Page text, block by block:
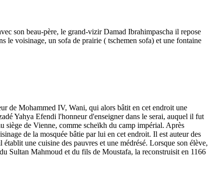
son beau-père, le grand-vizir Damad Ibrahimpascha il repose
le voisinage, un sofa de prairie ( tschemen sofa) et une fontaine
de Mohammed IV, Wani, qui alors bâtit en cet endroit une
Yahya Efendi l'honneur d'enseigner dans le serai, auquel il fut
de Vienne, comme scheïkh du camp impérial. Après
de la mosquée bâtie par lui en cet endroit. Il est auteur des
une cuisine des pauvres et une médrésé. Lorsque son élève,
Sultan Mahmoud et du fils de Moustafa, la reconstruisit en 1166